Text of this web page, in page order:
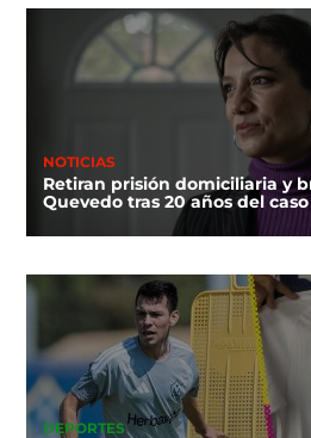
NOTICIAS
Retiran prisión domiciliaria y
Quevedo tras 20 años del
DEPORTES